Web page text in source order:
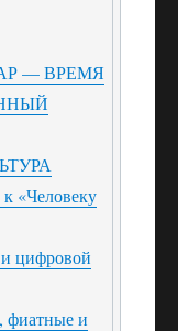
— ВРЕМЯ
«Человеку
цифровой
фиатные и